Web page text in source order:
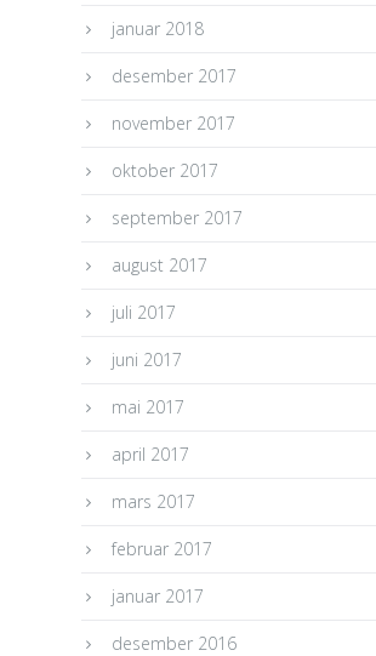
januar 2018
desember 2017
november 2017
oktober 2017
september 2017
august 2017
juli 2017
juni 2017
mai 2017
april 2017
mars 2017
februar 2017
januar 2017
desember 2016